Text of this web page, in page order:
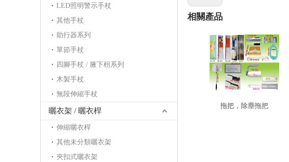
LED照明警示手杖
其他手杖
助行器系列
單節手杖
四腳手杖 / 腋下枴系列
木製手杖
無段伸縮手杖
曬衣架 / 曬衣桿
伸縮曬衣桿
其他未分類曬衣架
夾扣式曬衣架
相關產品
拖把，除塵拖把